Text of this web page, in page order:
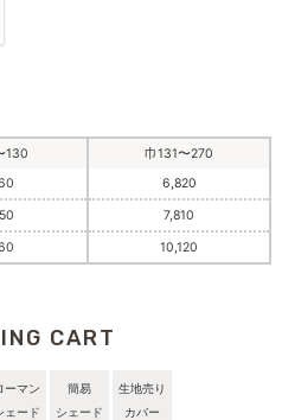
130
巾131〜270
6,820
7,810
10,120
CART
ーマン
ェード
簡易
シェード
生地売り
カバー